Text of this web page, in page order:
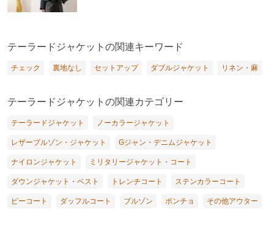
テーラードジャケットの関連キーワード
チェック 裏地なし セットアップ ダブルジャケット リネン・麻
テーラードジャケットの関連カテゴリー
テーラードジャケット ノーカラージャケット
レザーブルゾン・ジャケット Gジャン・デニムジャケット
ナイロンジャケット ミリタリージャケット・コート
ダウンジャケット・ベスト トレンチコート ステンカラーコート
ピーコート ダッフルコート ブルゾン ポンチョ その他アウター